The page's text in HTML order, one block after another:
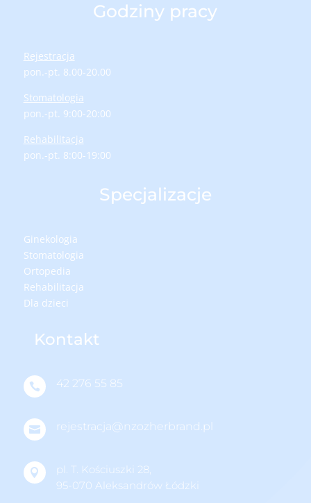
Godziny pracy
Rejestracja
pon.-pt. 8.00-20.00
Stomatologia
pon.-pt. 9:00-20:00
Rehabilitacja
pon.-pt. 8:00-19:00
Specjalizacje
Ginekologia
Stomatologia
Ortopedia
Rehabilitacja
Dla dzieci
Kontakt
 42 276 55 85
 rejestracja@nzozherbrand.pl

pl. T. Kościuszki 28,
95-070 Aleksandrów Łódzki